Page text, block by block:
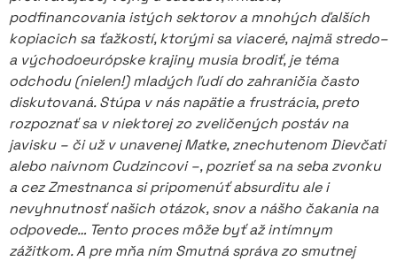
podfinancovania istých sektorov a mnohých ďalších
kopiacich sa ťažkostí, ktorými sa viaceré, najmä stredo–
a východoeurópske krajiny musia brodiť, je téma
odchodu (nielen!) mladých ľudí do zahraničia často
diskutovaná. Stúpa v nás napätie a frustrácia, preto
rozpoznať sa v niektorej zo zveličených postáv na
javisku – či už v unavenej Matke, znechutenom Dievčati
alebo naivnom Cudzincovi –, pozrieť sa na seba zvonku
a cez Zmestnanca si pripomenúť absurditu ale i
nevyhnutnosť našich otázok, snov a nášho čakania na
odpovede… Tento proces môže byť až intímnym
zážitkom. A pre mňa ním Smutná správa zo smutnej